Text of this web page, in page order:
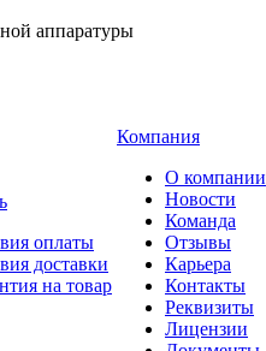
аппаратуры
оплаты
доставки
на товар
Компания
О компании
Новости
Команда
Отзывы
Карьера
Контакты
Реквизиты
Лицензии